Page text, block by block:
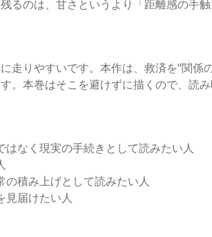
るのは、甘さというより「距離感の手触
走りやすいです。本作は、救済を“関
。本巻はそこを避けずに描くので、読
はなく現実の手続きとして読みたい人
積み上げとして読みたい人
見届けたい人